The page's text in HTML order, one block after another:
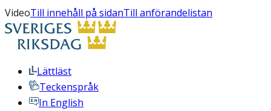
VideoTill innehåll på sidanTill anförandelistan
Lättläst
Teckenspråk
In English